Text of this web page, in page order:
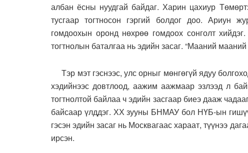
албан ёсны нуудгай байдаг. Харин цахиур
тусгаар тогтносон гэргий болдог доо. Ариун
гомдоохын оронд нөхрөө гомдоох сонголт
тогтнолын баталгаа нь эдийн засаг. “Мааний
Тэр мэт гэснээс, улс орныг мөнгөгүй ядуу
хэдийнээс довтлоод, аажим аажмаар эзлээд л
тогтнолтой байлаа ч эдийн засгаар биеэ дааж
байсаар үлддэг. ХХ зууны БНМАУ бол НҮБ-ын
гэсэн эдийн засаг нь Москвагаас хараат, түүнээ
ирсэн.